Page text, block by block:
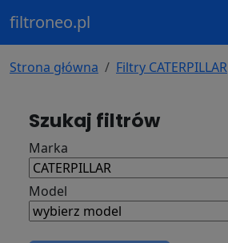
filtroneo.pl
Strona główna Filtry CATERPILLAR
Szukaj filtrów
Marka
Model